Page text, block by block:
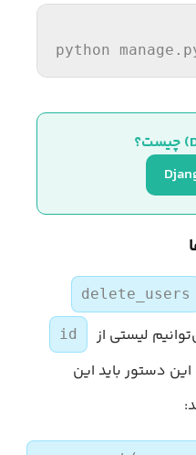
python
delete_users
لیستی از id
این دستور باید این